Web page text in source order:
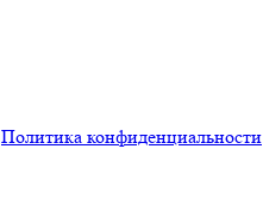
Политика конфиденциальности